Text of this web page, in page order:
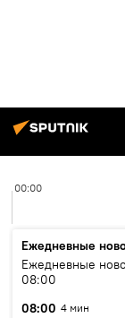
00:00
Ежедневные
Ежедневные
08:00
08:00 4 мин